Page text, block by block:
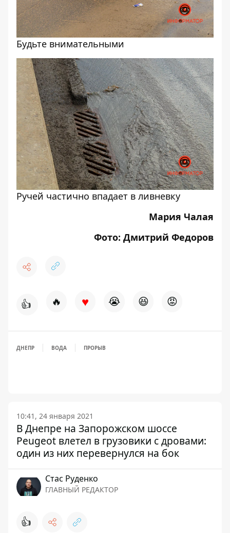
Будьте внимательными
Ручей частично впадает в ливневку
Мария Чалая
Фото: Дмитрий Федоров
👍 🔥 ♥ 😭 😆 😡
ДНЕПР ВОДА ПРОРЫВ
10:41, 24 января 2021
В Днепре на Запорожском шоссе
Peugeot влетел в грузовики с дровами:
один из них перевернулся на бок
Стаc Руденко
ГЛАВНЫЙ РЕДАКТОР
👍